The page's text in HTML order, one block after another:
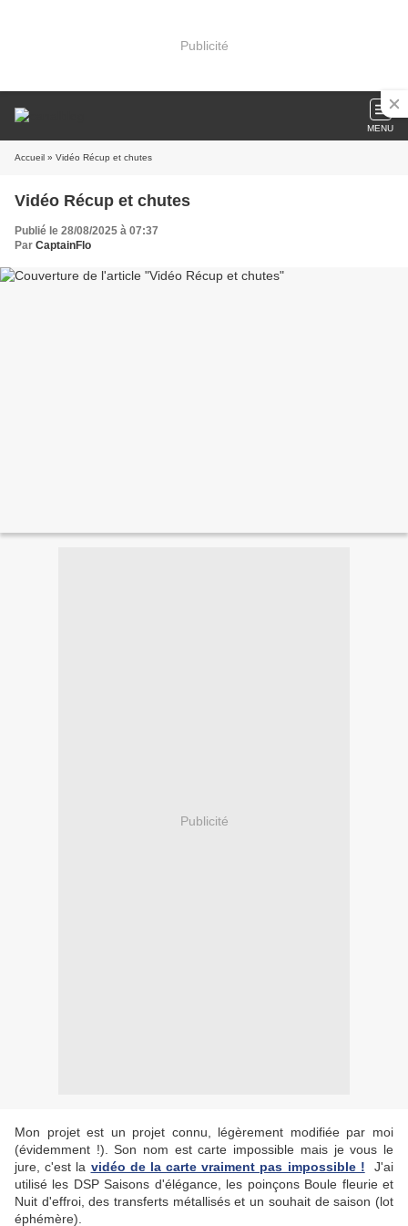
Publicité
MENU
Accueil » Vidéo Récup et chutes
Vidéo Récup et chutes
Publié le 28/08/2025 à 07:37
Par CaptainFlo
Publicité
Mon projet est un projet connu, légèrement modifiée par moi
(évidemment !). Son nom est carte impossible mais je vous le
jure, c'est la vidéo de la carte vraiment pas impossible ! J'ai
utilisé les DSP Saisons d'élégance, les poinçons Boule fleurie et
Nuit d'effroi, des transferts métallisés et un souhait de saison (lot
éphémère).